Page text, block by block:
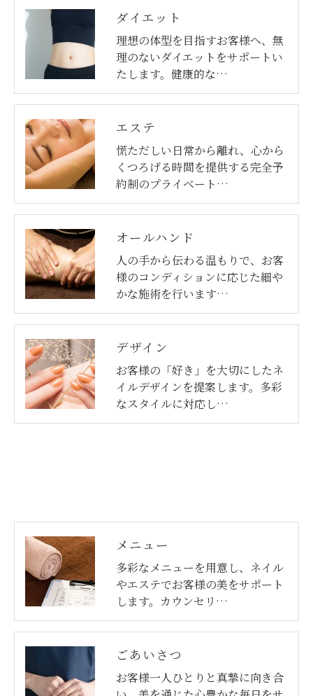
ダイエット
理想の体型を目指すお客様へ、無
理のないダイエットをサポートい
たします。健康的な…
エステ
慌ただしい日常から離れ、心から
くつろげる時間を提供する完全予
約制のプライベート…
オールハンド
人の手から伝わる温もりで、お客
様のコンディションに応じた細や
かな施術を行います…
デザイン
お客様の「好き」を大切にしたネ
イルデザインを提案します。多彩
なスタイルに対応し…
メニュー
多彩なメニューを用意し、ネイル
やエステでお客様の美をサポート
します。カウンセリ…
ごあいさつ
お客様一人ひとりと真摯に向き合